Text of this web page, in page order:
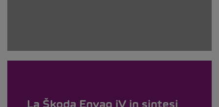
La Škoda Enyaq iV in sintesi